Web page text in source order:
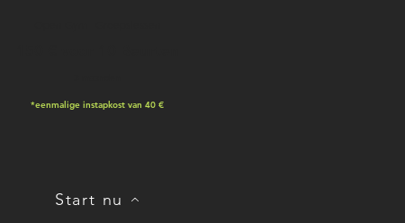
*eenmalige instapkost van 40 €
Start nu